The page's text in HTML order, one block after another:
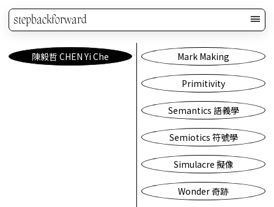
stepbackforward
Mark Making
Primitivity
Semantics 語義學
Semiotics 符號學
Simulacre 擬像
Wonder 奇跡
陳毅哲 CHEN Yi Che